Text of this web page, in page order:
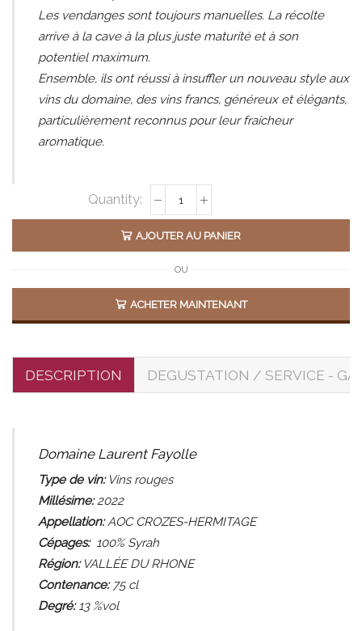
Les vendanges sont toujours manuelles. La récolte
arrive à la cave à la plus juste maturité et à son
potentiel maximum.
Ensemble, ils ont réussi à insuffler un nouveau style aux
vins du domaine, des vins francs, généreux et élégants,
particulièrement reconnus pour leur fraicheur
aromatique.
AJOUTER AU PANIER
OU
ACHETER MAINTENANT
Alternative:
DESCRIPTION DEGUSTATION / SERVICE -
Domaine Laurent Fayolle
Type de vin:Vins rouges
Millésime:2022
Appellation: AOC CROZES-HERMITAGE
Cépages: 100% Syrah
Région: VALLÉE DU RHONE
Contenance:75cl
Degré:13 %vol